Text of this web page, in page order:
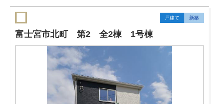
戸建て 新築
富士宮市北町 第2 全2棟 1号棟